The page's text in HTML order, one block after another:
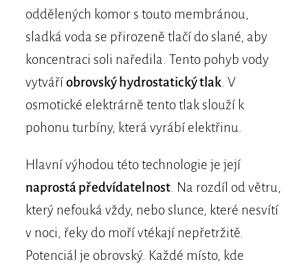
oddělených komor s touto membránou,
sladká voda se přirozeně tlačí do slané, aby
koncentraci soli naředila. Tento pohyb vody
vytváříobrovský hydrostatický tlak. V
osmotické elektrárně tento tlak slouží k
pohonu turbíny, která vyrábí elektřinu.
Hlavní výhodou této technologie je její
naprostá předvídatelnost. Na rozdíl od větru,
který nefouká vždy, nebo slunce, které nesvítí
v noci, řeky do moří vtékají nepřetržitě.
Potenciál je obrovský. Každé místo, kde